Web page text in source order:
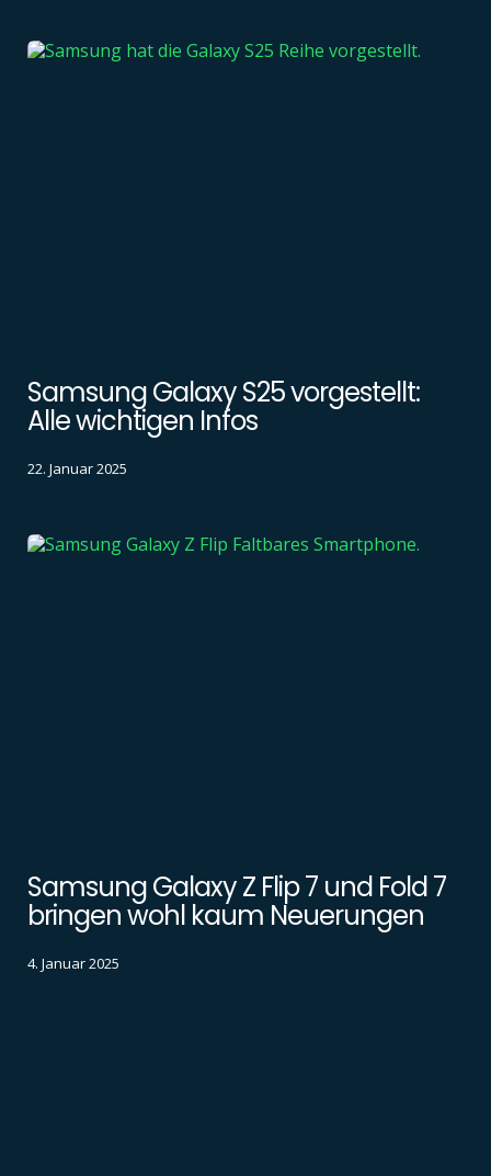
Samsung Galaxy S25 vorgestellt:
Alle wichtigen Infos
22. Januar 2025
Samsung Galaxy Z Flip 7 und Fold 7
bringen wohl kaum Neuerungen
4. Januar 2025